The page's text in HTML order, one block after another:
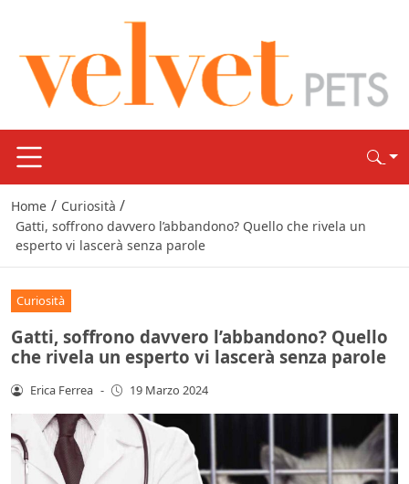
Home / Curiosità /
Gatti, soffrono davvero l’abbandono? Quello che rivela un
esperto vi lascerà senza parole
Curiosità
Gatti, soffrono davvero l’abbandono? Quello
che rivela un esperto vi lascerà senza parole
Erica Ferrea - 19 Marzo 2024